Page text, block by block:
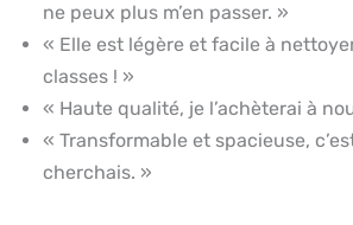
ne peux plus m’en passer. »
« Elle est légère et facile à
classes ! »
« Haute qualité, je l’achèterai à
« Transformable et spacieuse,
cherchais. »